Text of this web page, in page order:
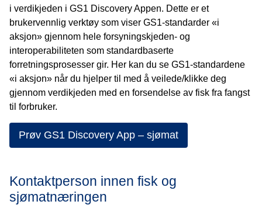
i verdikjeden i GS1 Discovery Appen. Dette er et
brukervennlig verktøy som viser GS1-standarder «i
aksjon» gjennom hele forsyningskjeden- og
interoperabiliteten som standardbaserte
forretningsprosesser gir. Her kan du se GS1-standardene
«i aksjon» når du hjelper til med å veilede/klikke deg
gjennom verdikjeden med en forsendelse av fisk fra fangst
til forbruker.
Prøv GS1 Discovery App – sjømat
Kontaktperson innen fisk og
sjømatnæringen